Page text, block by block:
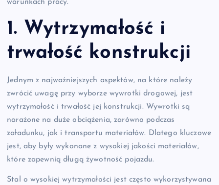
warunkach pracy.
1. Wytrzymałość i
trwałość konstrukcji
Jednym z najważniejszych aspektów, na które należy
zwrócić uwagę przy wyborze wywrotki drogowej, jest
wytrzymałość i trwałość jej konstrukcji. Wywrotki są
narażone na duże obciążenia, zarówno podczas
załadunku, jak i transportu materiałów. Dlatego kluczowe
jest, aby były wykonane z wysokiej jakości materiałów,
które zapewnią długą żywotność pojazdu.
Stal o wysokiej wytrzymałości jest często wykorzystywana